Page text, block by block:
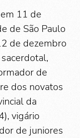
11 de
de São Paulo
de dezembro
de
dos novatos
da
vigário
de juniores